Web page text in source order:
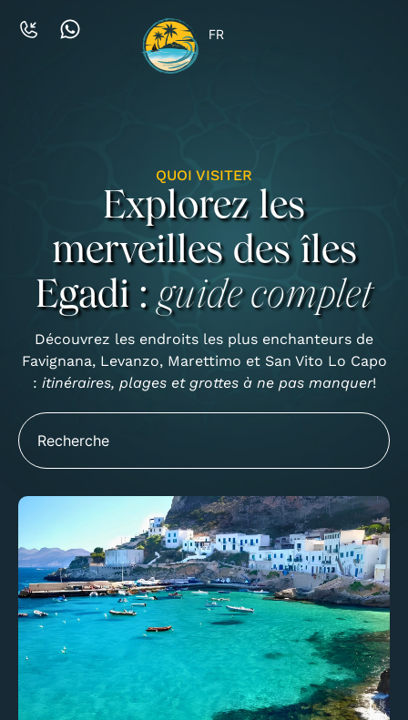
FR
QUOI VISITER
Explorez les
merveilles des îles
Egadi : guide complet
Découvrez les endroits les plus enchanteurs de
Favignana, Levanzo, Marettimo et San Vito Lo Capo
: itinéraires, plages et grottes à ne pas manquer!